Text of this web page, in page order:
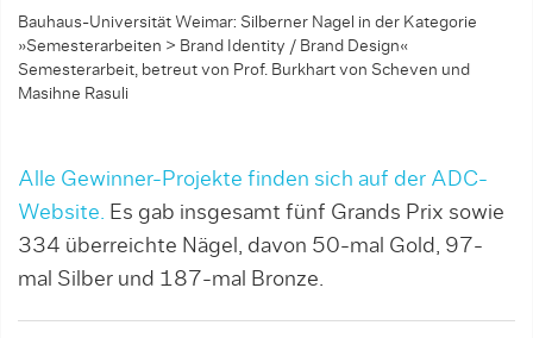
Bauhaus-Universität Weimar: Silberner Nagel in der Kategorie
»Semesterarbeiten > Brand Identity / Brand Design«
Semesterarbeit, betreut von Prof. Burkhart von Scheven und
Masihne Rasuli
Alle Gewinner-Projekte finden sich auf der ADC-
Website. Es gab insgesamt fünf Grands Prix sowie
334 überreichte Nägel, davon 50-mal Gold, 97-
mal Silber und 187-mal Bronze.